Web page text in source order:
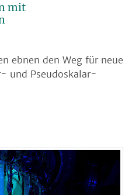
mit
ebnen den Weg für neue
und Pseudoskalar-